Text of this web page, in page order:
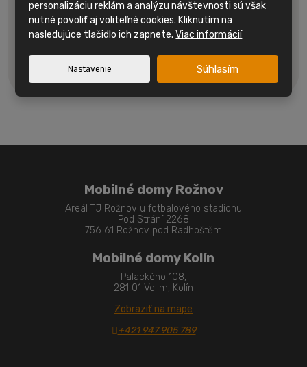
Súhlasím so spracovanímosobných údajov.
Formulár
sa
Mobilné domy Rožnov
Areál TJ Rožnov u fotbalového stadionu
Pod Strání 2268
756 61 Rožnov pod Radhoštěm
Mobilné domy Kolín
Palackého 108,
281 01 Velim, Kolín
Zobraziť na mape
+421 947 905 789
personalizáciu reklám a analýzu návštevnosti sú však
nutné povoliť aj voliteľné cookies. Kliknutím na
nasledujúce tlačidlo ich zapnete.Viac informácií
Nastavenie Súhlasím